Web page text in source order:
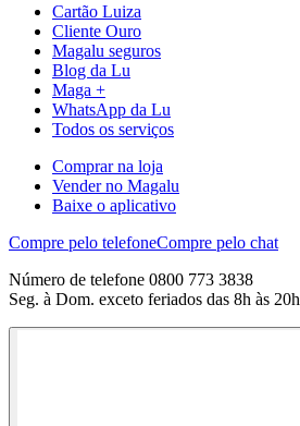
Cartão Luiza
Cliente Ouro
Magalu seguros
Blog da Lu
Maga +
WhatsApp da Lu
Todos os serviços
Comprar na loja
Vender no Magalu
Baixe o aplicativo
Compre pelo telefoneCompre pelo chat
Número de telefone 0800 773 3838
Seg. à Dom. exceto feriados das 8h às 20h